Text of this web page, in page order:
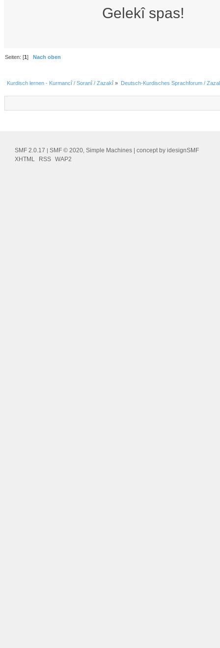
Gelekî spas!
Seiten: [1]Nach oben
Kurdisch lernen - Kurmancî / Soranî / Zazakî » Deutsch-Kurdisches Sprachforum /
SMF 2.0.17 SMF © 2020, Simple Machines | concept by idesignSMF
XHTML
RSS WAP2